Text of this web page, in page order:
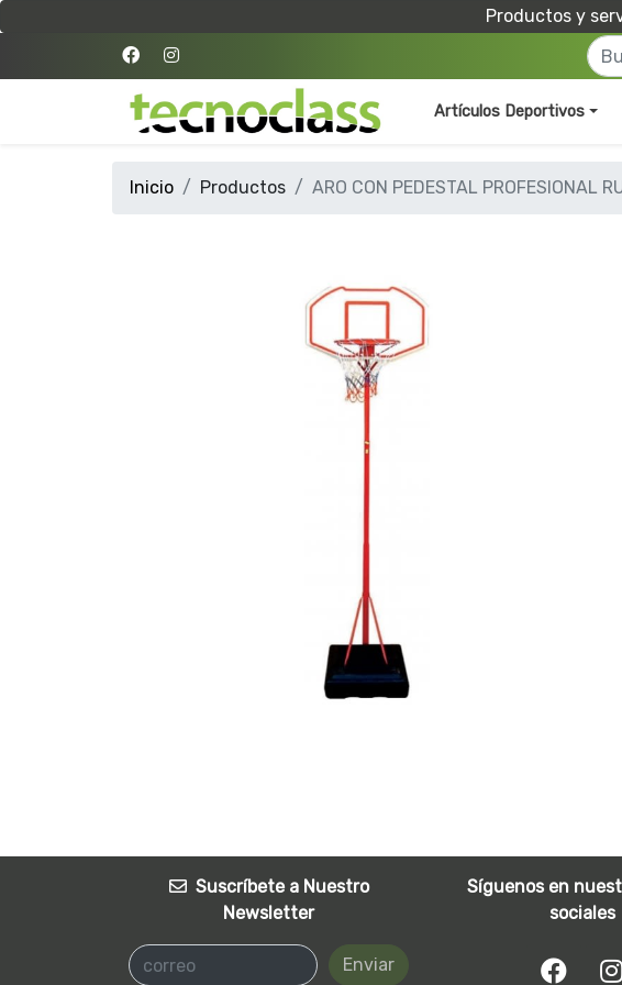
Productos y
Artículos Deportivos
Inicio Productos ARO CON PEDESTAL PROFESIONAL
Suscríbete a Nuestro
Newsletter
Enviar
Síguenos en
sociales